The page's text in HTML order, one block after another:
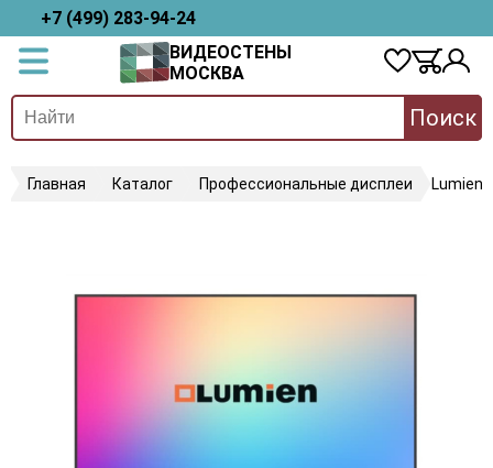
+7 (499) 283-94-24
ВИДЕОСТЕНЫ
МОСКВА
Поиск
Главная Каталог Профессиональные дисплеи Lumien